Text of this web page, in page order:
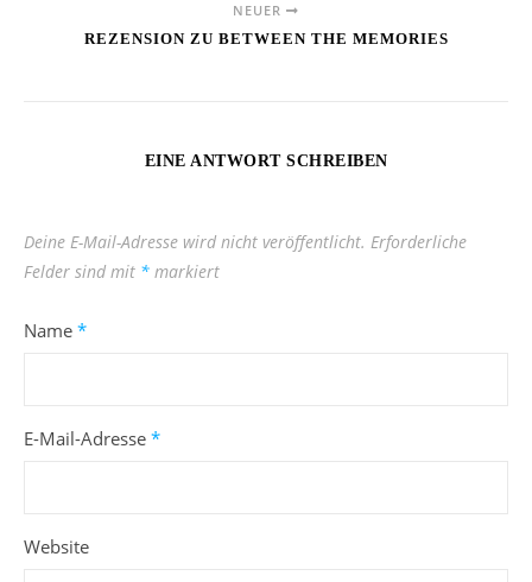
NEUER
REZENSION ZU BETWEEN THE MEMORIES
EINE ANTWORT SCHREIBEN
Deine E-Mail-Adresse wird nicht veröffentlicht. Erforderliche
Felder sind mit * markiert
Name *
E-Mail-Adresse *
Website